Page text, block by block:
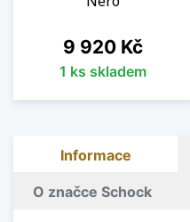
Cena
9 920 Kč
1 ks skladem
Informace
O značce Schock